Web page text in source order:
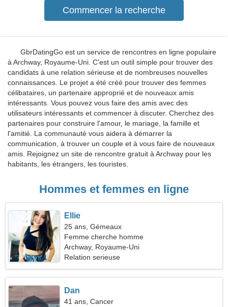
GbrDatingGo est un service de rencontres en ligne populaire
à Archway, Royaume-Uni. C'est un outil simple pour trouver des
candidats à une relation sérieuse et de nombreuses nouvelles
connaissances. Le projet a été créé pour trouver des femmes
célibataires, un partenaire approprié et de nouveaux amis
intéressants. Vous pouvez vous faire des amis avec des
utilisateurs intéressants et commencer à discuter. Cherchez des
partenaires pour construire l'amour, le mariage, la famille et
l'amitié. La communauté vous aidera à démarrer la
communication, à trouver un couple et à vous faire de nouveaux
amis. Rejoignez un site de rencontre gratuit à Archway pour les
habitants, les étrangers, les touristes.
Hommes et femmes en ligne
Ellie
25 ans, Gémeaux
Femme cherche homme
Archway, Royaume-Uni
Relation serieuse
Dan
41 ans, Cancer